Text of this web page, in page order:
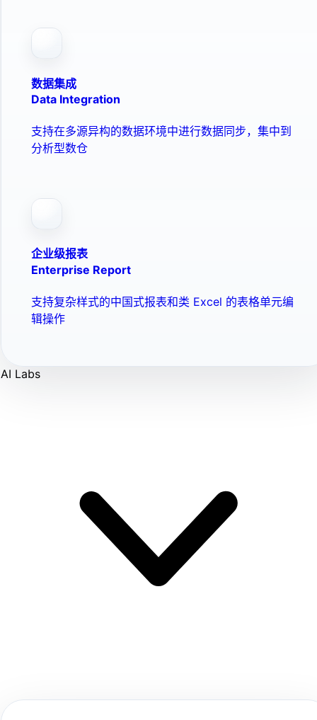
数据集成
Data Integration
支持在多源异构的数据环境中进行数据同步，集中到
分析型数仓
企业级报表
Enterprise Report
支持复杂样式的中国式报表和类 Excel 的表格单元编
辑操作
AI Labs